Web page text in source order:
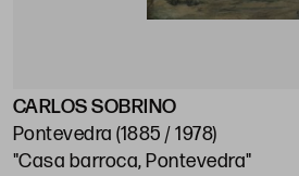
CARLOS SOBRINO
Pontevedra (1885 / 1978)
"Casa barroca, Pontevedra"